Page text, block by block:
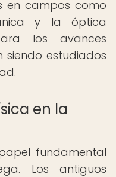
en campos como
y la óptica
los avances
siendo estudiados
en la
fundamental
Los antiguos